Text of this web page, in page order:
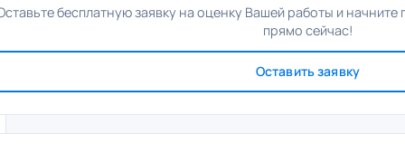
бесплатную заявку на оценку Вашей работы и
прямо сейчас!
Оставить заявку